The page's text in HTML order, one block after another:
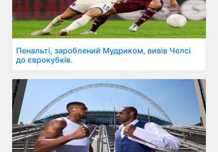
Пенальті, зароблений Мудриком, вивів Челсі
до єврокубків.